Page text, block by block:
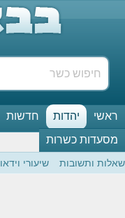
ראשי יהדות חדשות
מסעדות כשרות
שאלות ותשובות שיעורי וידאו